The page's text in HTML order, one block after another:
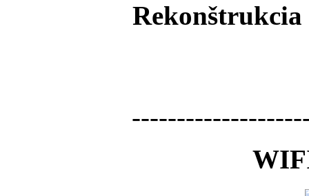
Rekonštrukcia